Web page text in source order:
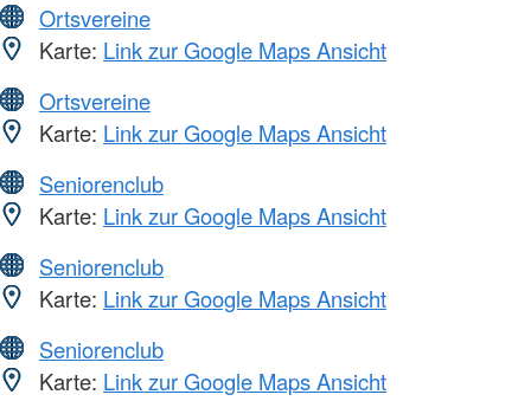
Ortsvereine
Karte: Link zur Google Maps Ansicht
Ortsvereine
Karte: Link zur Google Maps Ansicht
Seniorenclub
Karte: Link zur Google Maps Ansicht
Seniorenclub
Karte: Link zur Google Maps Ansicht
Seniorenclub
Karte: Link zur Google Maps Ansicht